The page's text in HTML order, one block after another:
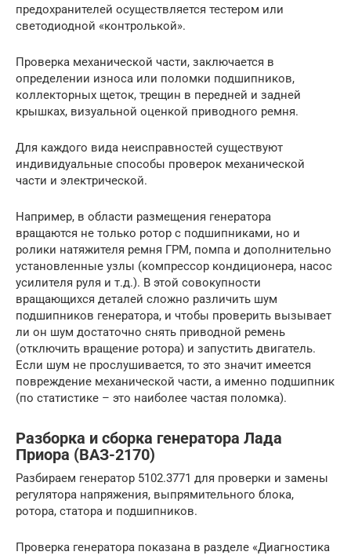
предохранителей осуществляется тестером или
светодиодной «контролькой».
Проверка механической части, заключается в
определении износа или поломки подшипников,
коллекторных щеток, трещин в передней и задней
крышках, визуальной оценкой приводного ремня.
Для каждого вида неисправностей существуют
индивидуальные способы проверок механической
части и электрической.
Например, в области размещения генератора
вращаются не только ротор с подшипниками, но и
ролики натяжителя ремня ГРМ, помпа и дополнительно
установленные узлы (компрессор кондиционера, насос
усилителя руля и т.д.). В этой совокупности
вращающихся деталей сложно различить шум
подшипников генератора, и чтобы проверить вызывает
ли он шум достаточно снять приводной ремень
(отключить вращение ротора) и запустить двигатель.
Если шум не прослушивается, то это значит имеется
повреждение механической части, а именно подшипник
(по статистике – это наиболее частая поломка).
Разборка и сборка генератора Лада
Приора (ВАЗ-2170)
Разбираем генератор 5102.3771 для проверки и замены
регулятора напряжения, выпрямительного блока,
ротора, статора и подшипников.
Проверка генератора показана в разделе «Диагностика